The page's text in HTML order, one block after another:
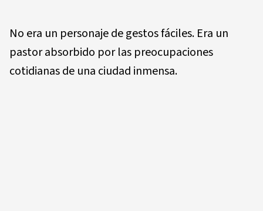
No era un personaje de gestos fáciles. Era un
pastor absorbido por las preocupaciones
cotidianas de una ciudad inmensa.